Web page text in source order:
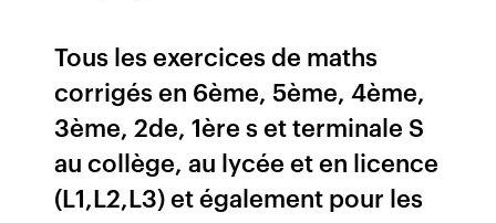
Tous les exercices de maths
corrigés en 6ème, 5ème, 4ème,
3ème, 2de, 1ère s et terminale S
au collège, au lycée et en licence
(L1,L2,L3) et également pour les